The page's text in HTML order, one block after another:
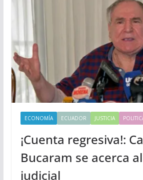
ECONOMÍA ECUADOR JUSTICIA
¡Cuenta regresiva!:
Bucaram se acerca
judicial